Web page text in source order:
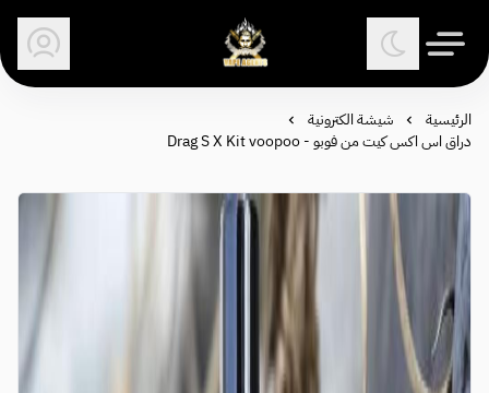
وكلاء الفيب - معتمد في
الرئيسية
شيشة الكترونية
دراق اس اكس كيت من فوبو - Drag S X Kit voopoo